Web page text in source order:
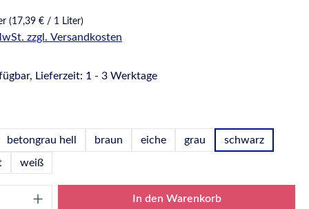
(17,39 € / 1 Liter)
zzgl. Versandkosten
Lieferzeit: 1 - 3 Werktage
betongrau hell braun eiche grau schwarz
weiß
Gib den gewünschten Wert ein
In den Warenkorb